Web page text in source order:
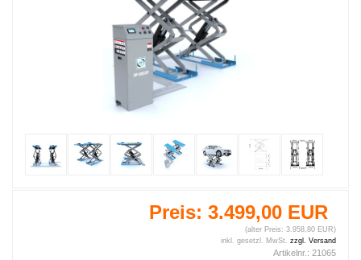
Preis: 3.499,00 EUR
(alter Preis: 3.958,80 EUR)
inkl. gesetzl. MwSt. zzgl. Versand
Artikelnr.: 21065